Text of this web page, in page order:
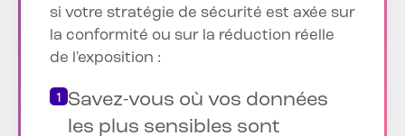
si votre stratégie de sécurité est axée sur
la conformité ou sur la réduction réelle
de l'exposition :
Savez-vous où vos données
les plus sensibles sont